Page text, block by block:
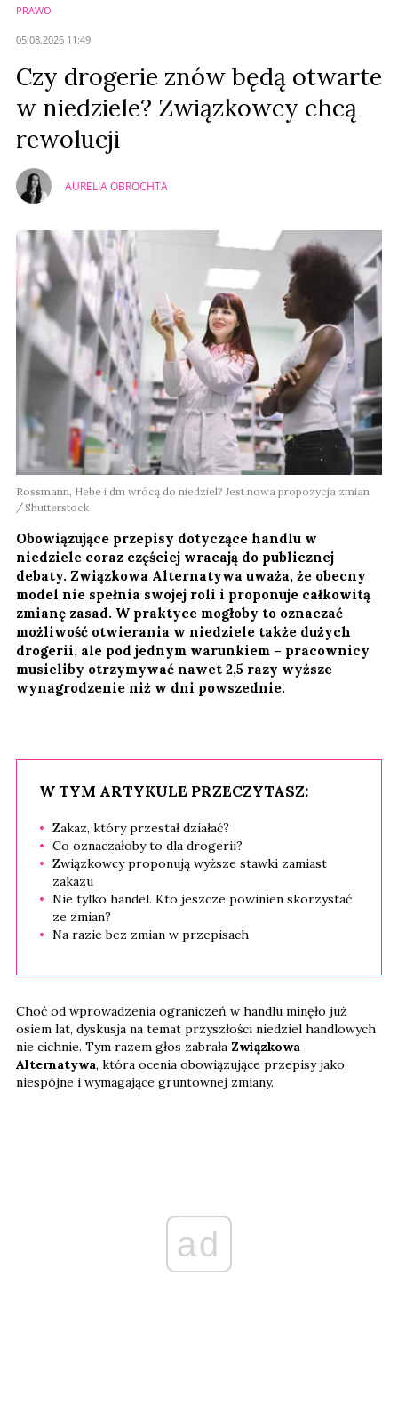
PRAWO
05.08.2026 11:49
Czy drogerie znów będą otwarte
w niedziele? Związkowcy chcą
rewolucji
AURELIA OBROCHTA
Rossmann, Hebe i dm wrócą do niedziel? Jest nowa propozycja zmian
Shutterstock
Obowiązujące przepisy dotyczące handlu w
niedziele coraz częściej wracają do publicznej
debaty. Związkowa Alternatywa uważa, że obecny
model nie spełnia swojej roli i proponuje całkowitą
zmianę zasad. W praktyce mogłoby to oznaczać
możliwość otwierania w niedziele także dużych
drogerii, ale pod jednym warunkiem – pracownicy
musieliby otrzymywać nawet 2,5 razy wyższe
wynagrodzenie niż w dni powszednie.
W TYM ARTYKULE PRZECZYTASZ:
Zakaz, który przestał działać?
Co oznaczałoby to dla drogerii?
Związkowcy proponują wyższe stawki zamiast
zakazu
Nie tylko handel. Kto jeszcze powinien skorzystać
ze zmian?
Na razie bez zmian w przepisach
Choć od wprowadzenia ograniczeń w handlu minęło już
osiem lat, dyskusja na temat przyszłości niedziel handlowych
nie cichnie. Tym razem głos zabrała Związkowa
Alternatywa, która ocenia obowiązujące przepisy jako
niespójne i wymagające gruntownej zmiany.
ad